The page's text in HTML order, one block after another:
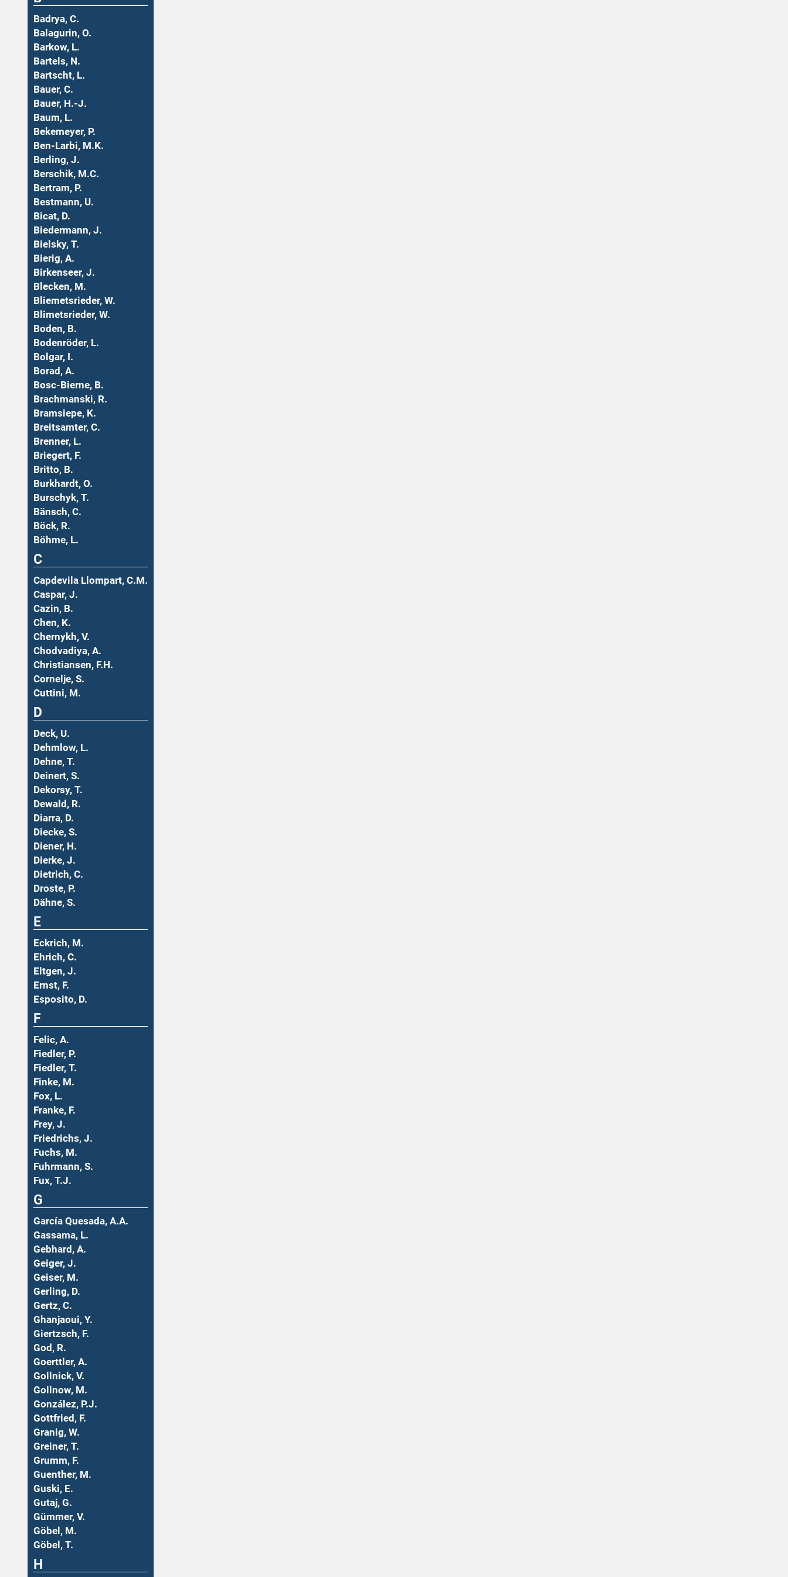
Badrya, C.
Balagurin, O.
Barkow, L.
Bartels, N.
Bartscht, L.
Bauer, C.
Bauer, H.-J.
Baum, L.
Bekemeyer, P.
Ben-Larbi, M.K.
Berling, J.
Berschik, M.C.
Bertram, P.
Bestmann, U.
Bicat, D.
Biedermann, J.
Bielsky, T.
Bierig, A.
Birkenseer, J.
Blecken, M.
Bliemetsrieder, W.
Blimetsrieder, W.
Boden, B.
Bodenröder, L.
Bolgar, I.
Borad, A.
Bosc-Bierne, B.
Brachmanski, R.
Bramsiepe, K.
Breitsamter, C.
Brenner, L.
Briegert, F.
Britto, B.
Burkhardt, O.
Burschyk, T.
Bänsch, C.
Böck, R.
Böhme, L.
C
Capdevila Llompart, C.M.
Caspar, J.
Cazin, B.
Chen, K.
Chernykh, V.
Chodvadiya, A.
Christiansen, F.H.
Cornelje, S.
Cuttini, M.
D
Deck, U.
Dehmlow, L.
Dehne, T.
Deinert, S.
Dekorsy, T.
Dewald, R.
Diarra, D.
Diecke, S.
Diener, H.
Dierke, J.
Dietrich, C.
Droste, P.
Dähne, S.
E
Eckrich, M.
Ehrich, C.
Eltgen, J.
Ernst, F.
Esposito, D.
F
Felic, A.
Fiedler, P.
Fiedler, T.
Finke, M.
Fox, L.
Franke, F.
Frey, J.
Friedrichs, J.
Fuchs, M.
Fuhrmann, S.
Fux, T.J.
G
García Quesada, A.A.
Gassama, L.
Gebhard, A.
Geiger, J.
Geiser, M.
Gerling, D.
Gertz, C.
Ghanjaoui, Y.
Giertzsch, F.
God, R.
Goerttler, A.
Gollnick, V.
Gollnow, M.
González, P.J.
Gottfried, F.
Granig, W.
Greiner, T.
Grumm, F.
Guenther, M.
Guski, E.
Gutaj, G.
Gümmer, V.
Göbel, M.
Göbel, T.
H